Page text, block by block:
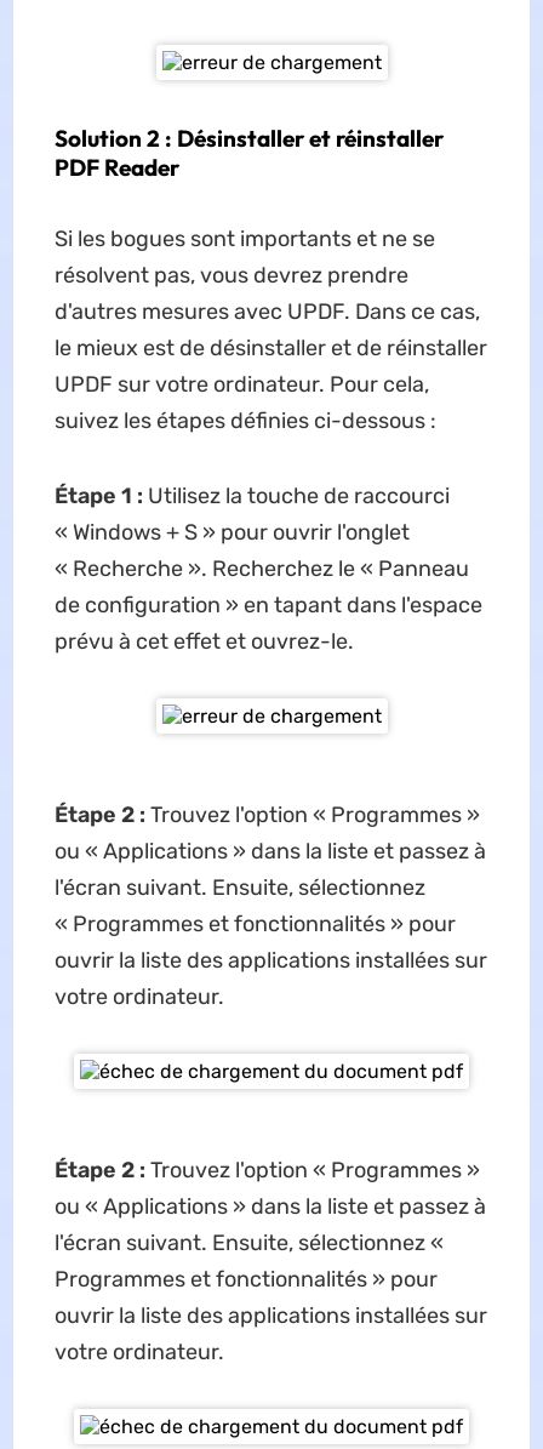
Solution 2 : Désinstaller et réinstaller
PDF Reader
Si les bogues sont importants et ne se
résolvent pas, vous devrez prendre
d'autres mesures avec UPDF. Dans ce cas,
le mieux est de désinstaller et de réinstaller
UPDF sur votre ordinateur. Pour cela,
suivez les étapes définies ci-dessous :
Étape 1 : Utilisez la touche de raccourci
« Windows + S » pour ouvrir l'onglet
« Recherche ». Recherchez le « Panneau
de configuration » en tapant dans l'espace
prévu à cet effet et ouvrez-le.
Étape 2 : Trouvez l'option « Programmes »
ou « Applications » dans la liste et passez à
l'écran suivant. Ensuite, sélectionnez
« Programmes et fonctionnalités » pour
ouvrir la liste des applications installées sur
votre ordinateur.
Étape 2 : Trouvez l'option « Programmes »
ou « Applications » dans la liste et passez à
l'écran suivant. Ensuite, sélectionnez «
Programmes et fonctionnalités » pour
ouvrir la liste des applications installées sur
votre ordinateur.